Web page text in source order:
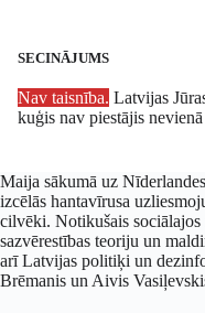
SECINĀJUMS
Nav taisnība. Latvijas
kuģis nav piestājis
Maija sākumā uz
izcēlās hantavīrusa
cilvēki. Notikušais sociālajos
sazvērestības teoriju un
arī Latvijas politiķi un
Brēmanis un Aivis